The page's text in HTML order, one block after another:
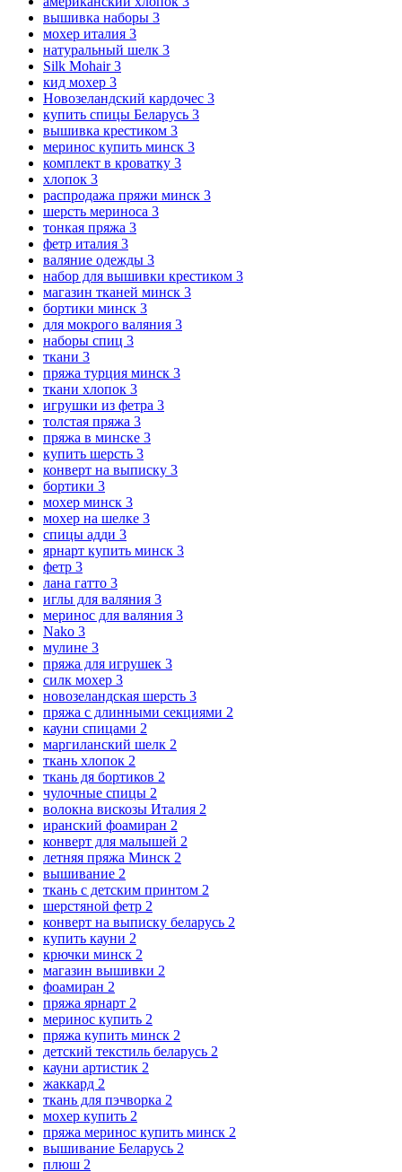
вышивка наборы 3
мохер италия 3
натуральный шелк 3
Silk Mohair3
кид мохер 3
Новозеландский кардочес 3
купить спицы Беларусь 3
вышивка крестиком 3
меринос купить минск 3
комплект в кроватку 3
хлопок 3
распродажа пряжи минск 3
шерсть мериноса 3
тонкая пряжа 3
фетр италия 3
валяние одежды 3
набор для вышивки крестиком 3
магазин тканей минск 3
бортики минск 3
для мокрого валяния 3
наборы спиц 3
ткани 3
пряжа турция минск 3
ткани хлопок 3
игрушки из фетра 3
толстая пряжа 3
пряжа в минске 3
купить шерсть 3
конверт на выписку 3
бортики 3
мохер минск 3
мохер на шелке 3
спицы адди 3
ярнарт купить минск 3
фетр 3
лана гатто 3
иглы для валяния 3
меринос для валяния 3
Nako 3
мулине 3
пряжа для игрушек 3
силк мохер 3
новозеландская шерсть 3
пряжа с длинными секциями 2
кауни спицами 2
маргиланский шелк 2
ткань хлопок 2
ткань дя бортиков 2
чулочные спицы 2
волокна вискозы Италия 2
иранский фоамиран 2
конверт для малышей 2
летняя пряжа Минск 2
вышивание 2
ткань с детским принтом 2
шерстяной фетр 2
конверт на выписку беларусь 2
купить кауни 2
крючки минск 2
магазин вышивки 2
фоамиран 2
пряжа ярнарт 2
меринос купить 2
пряжа купить минск 2
детский текстиль беларусь 2
кауни артистик 2
жаккард 2
ткань для пэчворка 2
мохер купить 2
пряжа меринос купить минск 2
вышивание Беларусь 2
плюш 2